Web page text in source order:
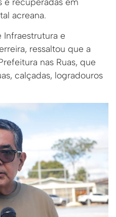
acreana.
e
ressaltou que a
nas Ruas, que
calçadas, logradouros